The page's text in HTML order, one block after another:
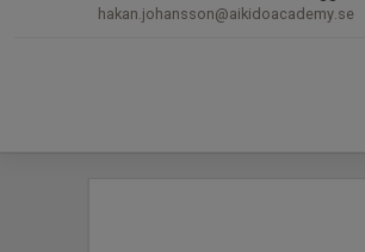
hakan.johansson@aikidoacademy.se